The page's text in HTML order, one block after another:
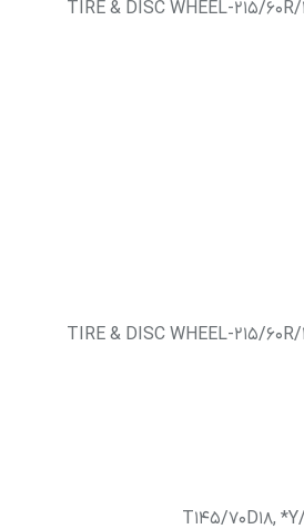
TIRE & DISC WHEEL-215/
TIRE & DISC WHEEL-215/
T145/70D18,